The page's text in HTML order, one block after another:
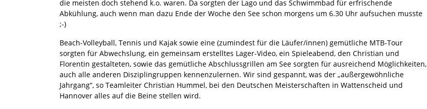
die meisten doch stehend k.o. waren. Da sorgten der Lago und das Schwimmbad für erfrischende
Abkühlung, auch wenn man dazu Ende der Woche den See schon morgens um 6.30 Uhr aufsuchen musste
;-)
Beach-Volleyball, Tennis und Kajak sowie eine (zumindest für die Läufer/innen) gemütliche MTB-Tour
sorgten für Abwechslung, ein gemeinsam erstelltes Lager-Video, ein Spieleabend, den Christian und
Florentin gestalteten, sowie das gemütliche Abschlussgrillen am See sorgten für ausreichend Möglichkeiten,
auch alle anderen Disziplingruppen kennenzulernen. Wir sind gespannt, was der „außergewöhnliche
Jahrgang“, so Teamleiter Christian Hummel, bei den Deutschen Meisterschaften in Wattenscheid und
Hannover alles auf die Beine stellen wird.